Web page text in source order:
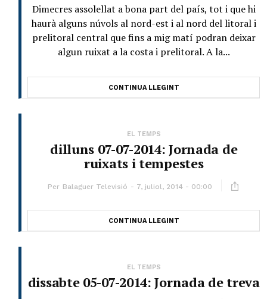
Dimecres assolellat a bona part del país, tot i que hi
haurà alguns núvols al nord-est i al nord del litoral i
prelitoral central que fins a mig matí podran deixar
algun ruixat a la costa i prelitoral. A la...
CONTINUA LLEGINT
EL TEMPS
dilluns 07-07-2014: Jornada de
ruixats i tempestes
Per Balaguer Televisió 7, juliol, 2014 - 00:00
CONTINUA LLEGINT
EL TEMPS
dissabte 05-07-2014: Jornada de treva